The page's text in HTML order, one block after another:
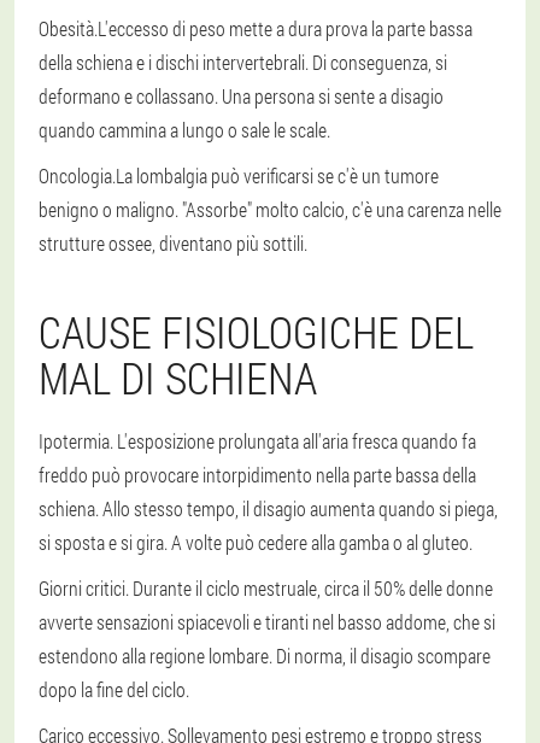
Obesità.L'eccesso di peso mette a dura prova la parte bassa
della schiena e i dischi intervertebrali. Di conseguenza, si
deformano e collassano. Una persona si sente a disagio
quando cammina a lungo o sale le scale.
Oncologia.La lombalgia può verificarsi se c'è un tumore
benigno o maligno. "Assorbe" molto calcio, c'è una carenza nelle
strutture ossee, diventano più sottili.
CAUSE FISIOLOGICHE DEL
MAL DI SCHIENA
Ipotermia. L'esposizione prolungata all'aria fresca quando fa
freddo può provocare intorpidimento nella parte bassa della
schiena. Allo stesso tempo, il disagio aumenta quando si piega,
si sposta e si gira. A volte può cedere alla gamba o al gluteo.
Giorni critici. Durante il ciclo mestruale, circa il 50% delle donne
avverte sensazioni spiacevoli e tiranti nel basso addome, che si
estendono alla regione lombare. Di norma, il disagio scompare
dopo la fine del ciclo.
Carico eccessivo. Sollevamento pesi estremo e troppo stress